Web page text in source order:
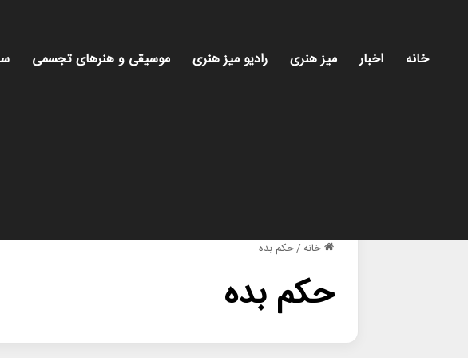
خانه اخبار میز هنری رادیو میز هنری موسیقی و هنرهای تجسمی
خانه/حکم بده
حکم بده